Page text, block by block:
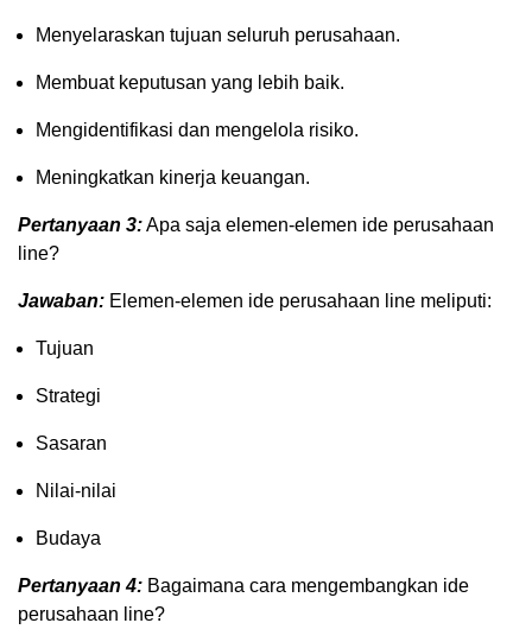
Menyelaraskan tujuan seluruh perusahaan.
Membuat keputusan yang lebih baik.
Mengidentifikasi dan mengelola risiko.
Meningkatkan kinerja keuangan.
Pertanyaan 3:Apa saja elemen-elemen ide perusahaan
line?
Jawaban: Elemen-elemen ide perusahaan line meliputi:
Tujuan
Strategi
Sasaran
Nilai-nilai
Budaya
Pertanyaan 4: Bagaimana cara mengembangkan ide
perusahaan line?